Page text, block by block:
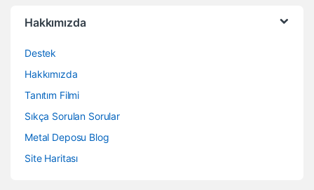
Hakkımızda
Destek
Hakkımızda
Tanıtım Filmi
Sıkça Sorulan Sorular
Metal Deposu Blog
Site Haritası